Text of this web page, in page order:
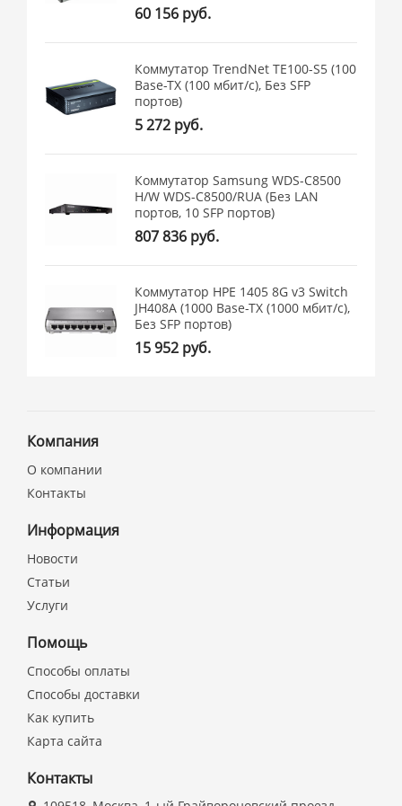
60 156 руб.
Коммутатор TrendNet TE100-S5 (100
Base-TX (100 мбит/с), Без SFP
портов)
5 272 руб.
Коммутатор Samsung WDS-C8500
H/W WDS-C8500/RUA (Без LAN
портов, 10 SFP портов)
807 836 руб.
Коммутатор HPE 1405 8G v3 Switch
JH408A (1000 Base-TX (1000 мбит/с),
Без SFP портов)
15 952 руб.
Компания
О компании
Контакты
Информация
Новости
Статьи
Услуги
Помощь
Способы оплаты
Способы доставки
Как купить
Карта сайта
Контакты